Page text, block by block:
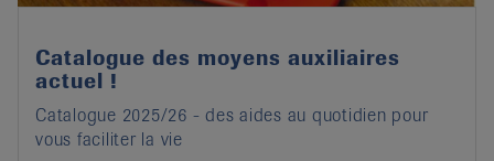
Catalogue des moyens auxiliaires
actuel !
Catalogue 2025/26 - des aides au quotidien pour
vous faciliter la vie